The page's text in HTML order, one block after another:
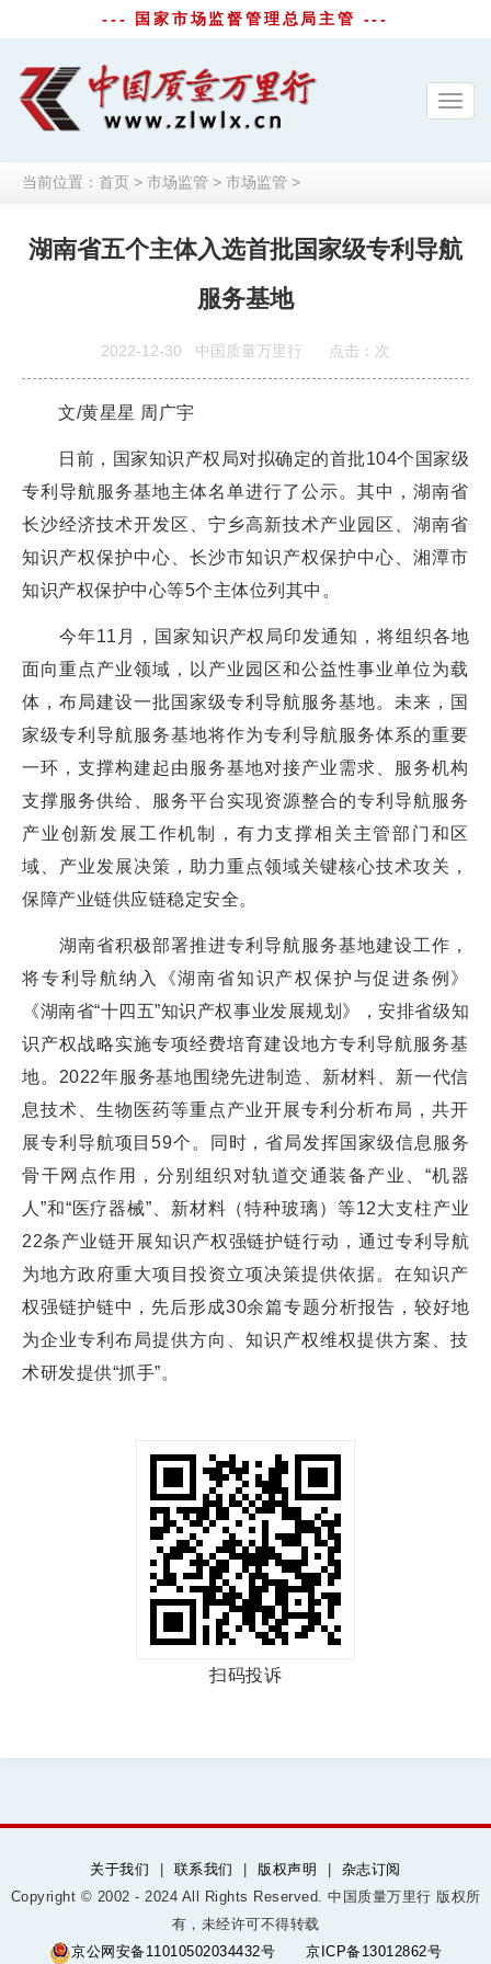
--- 国家市场监督管理总局主管 ---
当前位置： 首页 > 市场监管 > 市场监管 >
湖南省五个主体入选首批国家级专利导航
服务基地
2022-12-30 中国质量万里行 点击： 次
文/黄星星 周广宇
日前，国家知识产权局对拟确定的首批104个国家级
专利导航服务基地主体名单进行了公示。其中，湖南省
长沙经济技术开发区、宁乡高新技术产业园区、湖南省
知识产权保护中心、长沙市知识产权保护中心、湘潭市
知识产权保护中心等5个主体位列其中。
今年11月，国家知识产权局印发通知，将组织各地
面向重点产业领域，以产业园区和公益性事业单位为载
体，布局建设一批国家级专利导航服务基地。未来，国
家级专利导航服务基地将作为专利导航服务体系的重要
一环，支撑构建起由服务基地对接产业需求、服务机构
支撑服务供给、服务平台实现资源整合的专利导航服务
产业创新发展工作机制，有力支撑相关主管部门和区
域、产业发展决策，助力重点领域关键核心技术攻关，
保障产业链供应链稳定安全。
湖南省积极部署推进专利导航服务基地建设工作，
将专利导航纳入《湖南省知识产权保护与促进条例》
《湖南省“十四五”知识产权事业发展规划》，安排省级知
识产权战略实施专项经费培育建设地方专利导航服务基
地。2022年服务基地围绕先进制造、新材料、新一代信
息技术、生物医药等重点产业开展专利分析布局，共开
展专利导航项目59个。同时，省局发挥国家级信息服务
骨干网点作用，分别组织对轨道交通装备产业、“机器
人”和“医疗器械”、新材料（特种玻璃）等12大支柱产业
22条产业链开展知识产权强链护链行动，通过专利导航
为地方政府重大项目投资立项决策提供依据。在知识产
权强链护链中，先后形成30余篇专题分析报告，较好地
为企业专利布局提供方向、知识产权维权提供方案、技
术研发提供“抓手”。
扫码投诉
关于我们 联系我们 版权声明
杂志订阅
Copyright © 2002 - 2024 All Rights Reserved. 中国质量万里行 版权所
有，未经许可不得转载
京公网安备11010502034432号
京ICP备13012862号